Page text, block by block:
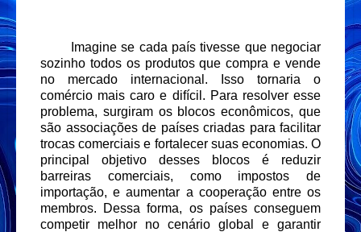
Imagine se cada país tivesse que negociar
sozinho todos os produtos que compra e vende
no mercado internacional. Isso tornaria o
comércio mais caro e difícil. Para resolver esse
problema, surgiram os blocos econômicos, que
são associações de países criadas para facilitar
trocas comerciais e fortalecer suas economias. O
principal objetivo desses blocos é reduzir
barreiras comerciais, como impostos de
importação, e aumentar a cooperação entre os
membros. Dessa forma, os países conseguem
competir melhor no cenário global e garantir